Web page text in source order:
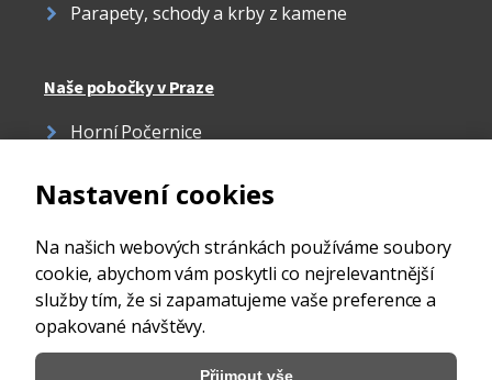
Parapety, schody a krby z kamene
Naše pobočky v Praze
Horní Počernice
Strašnice
Nastavení cookies
Na našich webových stránkách používáme soubory
cookie, abychom vám poskytli co nejrelevantnější
služby tím, že si zapamatujeme vaše preference a
opakované návštěvy.
Přijmout vše